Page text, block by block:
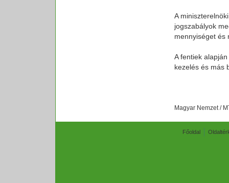
A
jogszabályok
mennyiséget és
A fentiek
kezelés és más
Magyar Nemzet /
Főoldal